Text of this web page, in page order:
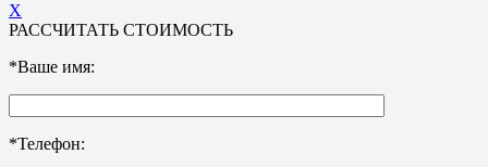
X
РАССЧИТАТЬ СТОИМОСТЬ
*Ваше имя:
*Телефон: